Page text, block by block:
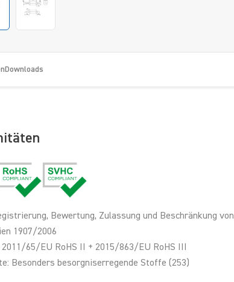
Downloads
Bewertung, Zulassung und Beschränkung von
1907/2006
65/EU RoHS II + 2015/863/EU RoHS III
Besonders besorgniserregende Stoffe (253)